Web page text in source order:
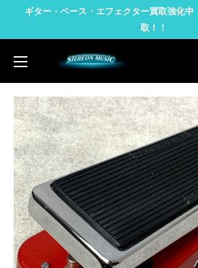
ツ
ギター・ベース・エフェクター買取強化中
取！！
STEREON
MUSIC